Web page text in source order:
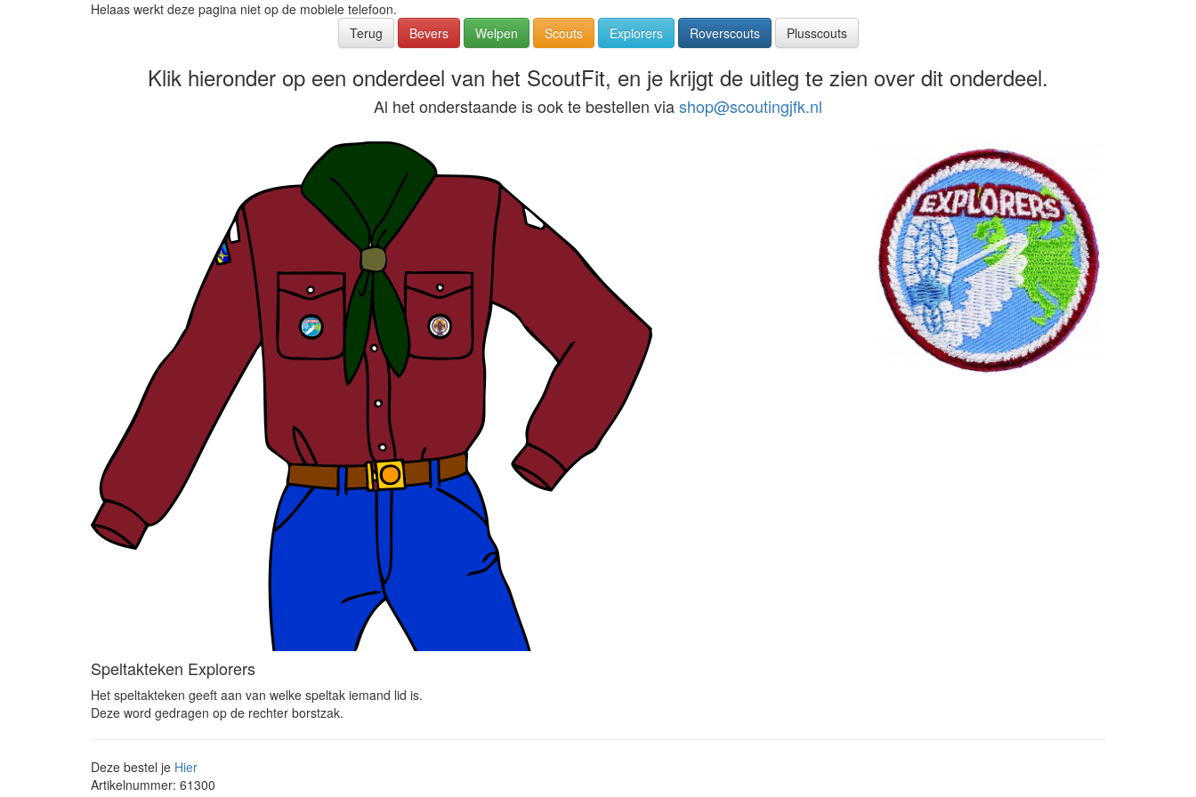
Helaas werkt deze pagina niet op de mobiele telefoon.
Terug
Bevers Welpen Scouts Explorers Roverscouts Plusscouts
Klik hieronder op een onderdeel van het ScoutFit, en je krijgt de uitleg te zien over dit onderdeel.
Al het onderstaande is ook te bestellen viashop@scoutingjfk.nl
Speltakteken Explorers
Het speltakteken geeft aan van welke speltak iemand lid is.
Deze word gedragen op de rechter borstzak.
Deze bestel je Hier
Artikelnummer: 61300